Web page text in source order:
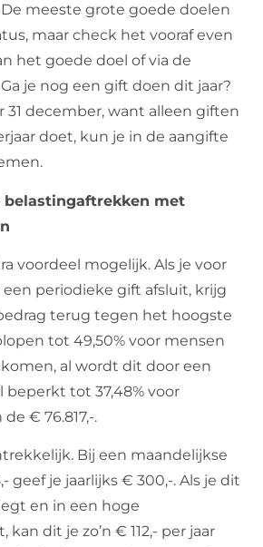
meeste grote goede doelen
maar check het vooraf even
het goede doel of via de
je nog een gift doen dit jaar?
31 december, want alleen giften
doet, kun je in de aangifte
belastingaftrekken met
voordeel mogelijk. Als je voor
een periodieke gift afsluit, krijg
terug tegen het hoogste
tot 49,50% voor mensen
al wordt dit door een
beperkt tot 37,48% voor
€ 76.817,-.
Bij een maandelijkse
geef je jaarlijks € 300,-. Als je dit
en in een hoge
kan dit je zo’n € 112,- per jaar